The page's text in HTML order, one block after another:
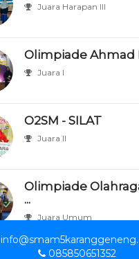
Juara Harapan III
Olimpiade Ahmad
Juara I
O2SM - SILAT
Juara II
Olimpiade
...
Juara Umum
085850651352